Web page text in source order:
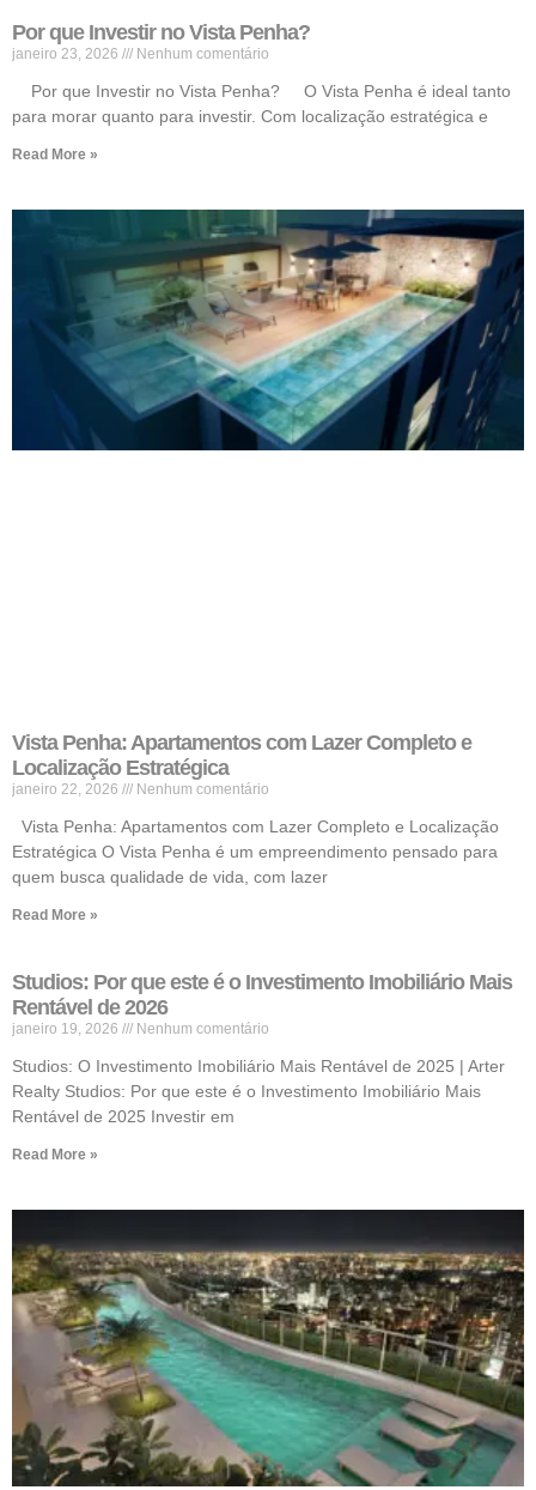
Por que Investir no Vista Penha?
janeiro 23, 2026 Nenhum comentário
Por que Investir no Vista Penha? O Vista Penha é ideal tanto
para morar quanto para investir. Com localização estratégica e
Read More »
Vista Penha: Apartamentos com Lazer Completo e
Localização Estratégica
janeiro 22, 2026 Nenhum comentário
Vista Penha: Apartamentos com Lazer Completo e Localização
Estratégica O Vista Penha é um empreendimento pensado para
quem busca qualidade de vida, com lazer
Read More »
Studios: Por que este é o Investimento Imobiliário Mais
Rentável de 2026
janeiro 19, 2026 Nenhum comentário
Studios: O Investimento Imobiliário Mais Rentável de 2025 | Arter
Realty Studios: Por que este é o Investimento Imobiliário Mais
Rentável de 2025 Investir em
Read More »